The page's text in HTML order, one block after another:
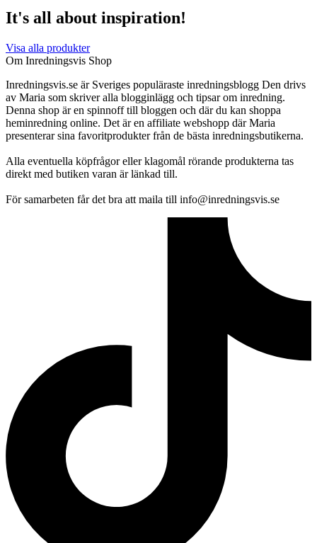
It's all about inspiration!
Visa alla produkter
Om Inredningsvis Shop
Inredningsvis.se är Sveriges populäraste inredningsblogg Den drivs
av Maria som skriver alla blogginlägg och tipsar om inredning.
Denna shop är en spinnoff till bloggen och där du kan shoppa
heminredning online. Det är en affiliate webshopp där Maria
presenterar sina favoritprodukter från de bästa inredningsbutikerna.
Alla eventuella köpfrågor eller klagomål rörande produkterna tas
direkt med butiken varan är länkad till.
För samarbeten får det bra att maila till info@inredningsvis.se